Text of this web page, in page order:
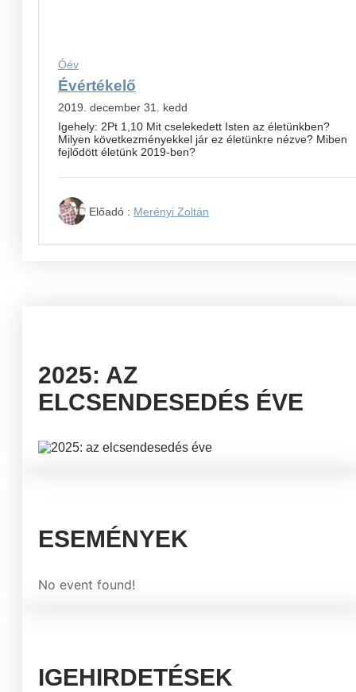
Óév
Évértékelő
2019. december 31. kedd
Igehely: 2Pt 1,10 Mit cselekedett Isten az életünkben?
Milyen következményekkel jár ez életünkre nézve? Miben
fejlődött életünk 2019-ben?
Előadó : Merényi Zoltán
2025: AZ
ELCSENDESEDÉS ÉVE
ESEMÉNYEK
No event found!
IGEHIRDETÉSEK